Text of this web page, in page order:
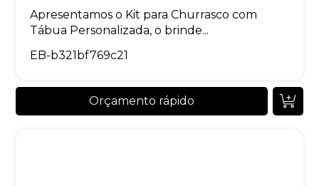
Apresentamos o Kit para Churrasco com
Tábua Personalizada, o brinde...
EB-b321bf769c21
Orçamento rápido